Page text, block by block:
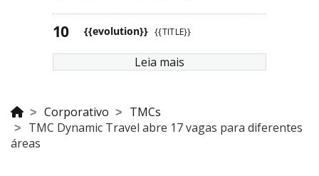
{{evolution}} {{TITLE}}
Leia mais
Corporativo
TMCs
TMC Dynamic Travel abre 17 vagas para diferentes
áreas